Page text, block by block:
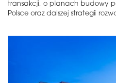
transakcji, o planach budowy
Polsce oraz dalszej strategii